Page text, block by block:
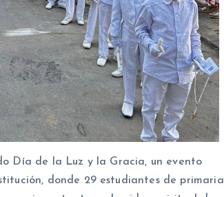
Día de la Luz y la Gracia, un evento
donde 29 estudiantes de primaria